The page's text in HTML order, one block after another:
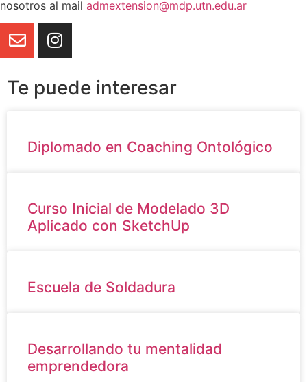
nosotros al mail admextension@mdp.utn.edu.ar
Te puede interesar
Diplomado en Coaching Ontológico
Curso Inicial de Modelado 3D
Aplicado con SketchUp
Escuela de Soldadura
Desarrollando tu mentalidad
emprendedora